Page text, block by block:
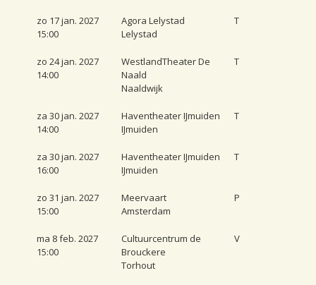
zo 17 jan. 2027
15:00
Agora Lelystad
Lelystad
T
zo 24 jan. 2027
14:00
WestlandTheater De
Naald
Naaldwijk
T
za 30 jan. 2027
14:00
Haventheater IJmuiden
IJmuiden
T
za 30 jan. 2027
16:00
Haventheater IJmuiden
IJmuiden
T
zo 31 jan. 2027
15:00
Meervaart
Amsterdam
P
ma 8 feb. 2027
15:00
Cultuurcentrum de
Brouckere
Torhout
V